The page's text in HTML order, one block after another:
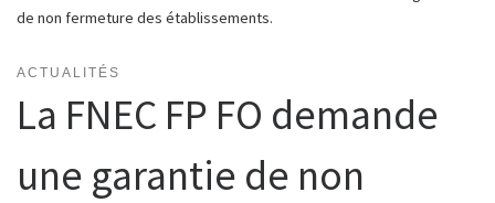
de non fermeture des établissements.
ACTUALITÉS
La FNEC FP FO demande
une garantie de non